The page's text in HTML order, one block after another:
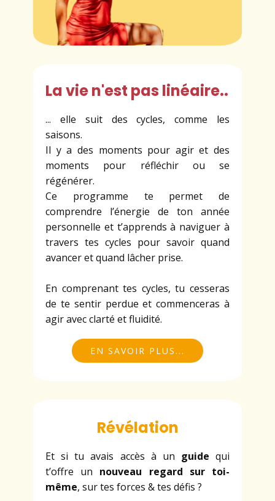
La vie n'est pas linéaire..
... elle suit des cycles, comme les
saisons.
Il y a des moments pour agir et des
moments pour réfléchir ou se
régénérer.
Ce programme te permet de
comprendre l’énergie de ton année
personnelle et t’apprends à naviguer à
travers tes cycles pour savoir quand
avancer et quand lâcher prise.
En comprenant tes cycles, tu cesseras
de te sentir perdue et commenceras à
agir avec clarté et fluidité.
EN SAVOIR PLUS...
Révélation
Et si tu avais accès à un guide qui
t’offre un nouveau regard sur toi-
même, sur tes forces & tes défis ?